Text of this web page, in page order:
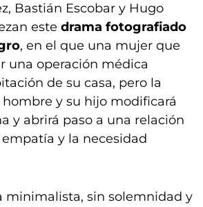
Bastián Escobar y Hugo
este drama fotografiado
, en el que una mujer que
una operación médica
de su casa, pero la
y su hijo modificará
y abrirá paso a una relación
y la necesidad
minimalista, sin solemnidad y